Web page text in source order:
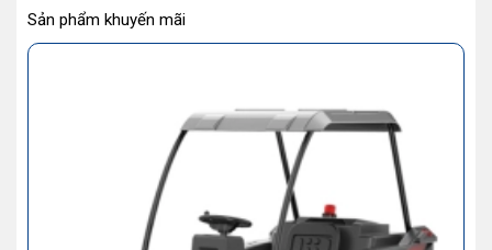
Sản phẩm khuyến mãi